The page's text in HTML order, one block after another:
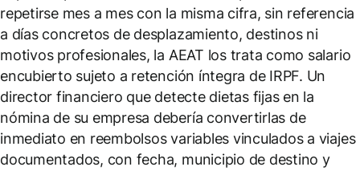
repetirse mes a mes con la misma cifra, sin referencia
a días concretos de desplazamiento, destinos ni
motivos profesionales, la AEAT los trata como salario
encubierto sujeto a retención íntegra de IRPF. Un
director financiero que detecte dietas fijas en la
nómina de su empresa debería convertirlas de
inmediato en reembolsos variables vinculados a viajes
documentados, con fecha, municipio de destino y